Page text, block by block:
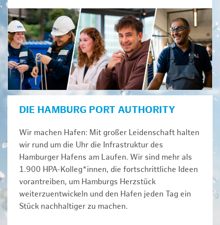
DIE HAMBURG PORT AUTHORITY
Wir machen Hafen: Mit großer Leidenschaft halten
wir rund um die Uhr die Infrastruktur des
Hamburger Hafens am Laufen. Wir sind mehr als
1.900 HPA-Kolleg*innen, die fortschrittliche Ideen
vorantreiben, um Hamburgs Herzstück
weiterzuentwickeln und den Hafen jeden Tag ein
Stück nachhaltiger zu machen.